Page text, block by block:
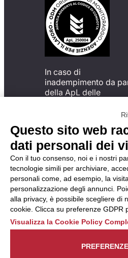
In caso di
inadempimento da
della ApL delle
del Codice di
possibile presentare un
reclamo
all’Organismo di
Monitoraggio
una delle modalità
descritte al seguente
indirizzo web
https://odm-
agenzielavoro.it/
Questo sito web
dati personali dei
Con il tuo consenso, noi e i nostri
tecnologie simili per archiviare,
personali come, ad esempio, la
personalizzazione degli annunci.
alla privacy, è possibile scegliere di
cookie. Clicca su preferenze GDPR
Visualizza la Cookie Policy